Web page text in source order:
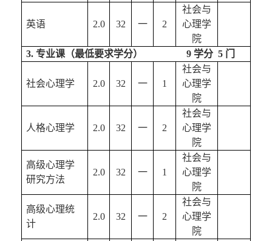
英语 2.0 32 一 2
社会与
心理学
院
3. 专业课（最低要求学分）
9 学分 5 门
社会心理学 2.0 32 一 1
社会与
心理学
院
人格心理学 2.0 32 一 2
社会与
心理学
院
高级心理学
研究方法
2.0 32 一 1
社会与
心理学
院
高级心理统
计
2.0 32 一 2
社会与
心理学
院